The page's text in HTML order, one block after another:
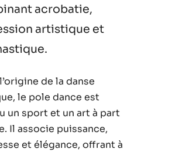
acrobatie,
artistique et
de la danse
le pole dance est
un sport et un art à part
Il associe puissance,
et élégance, offrant à